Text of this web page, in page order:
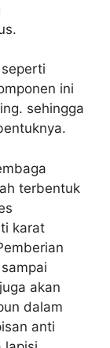
ini
sehingga
terbentuk
karat
akan
dalam
anti